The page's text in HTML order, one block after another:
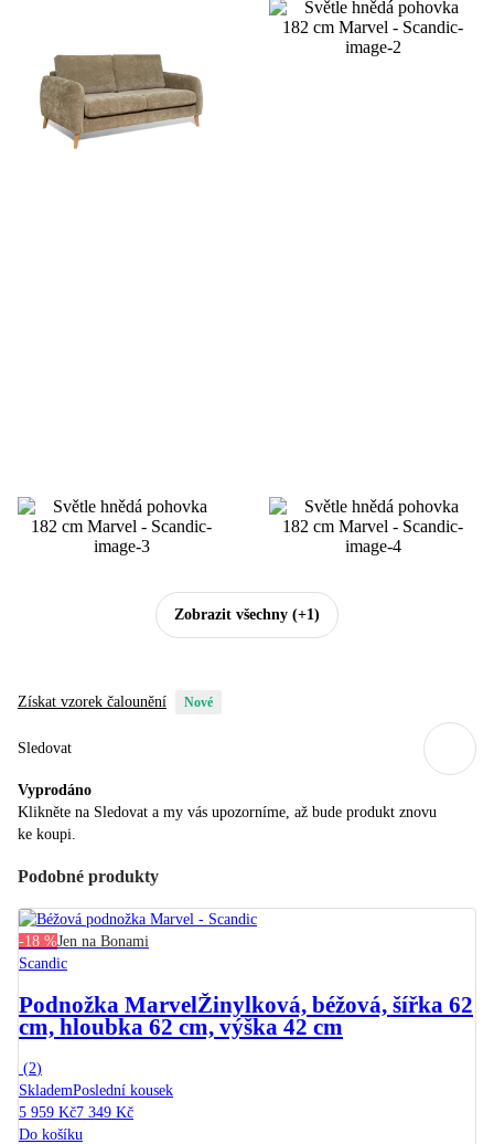
Zobrazit všechny (+1)
Získat vzorek čalounění Nové
Sledovat
Vyprodáno
Klikněte na Sledovat a my vás upozorníme, až bude produkt znovu
ke koupi.
Podobné produkty
-18 %Jen na Bonami
Scandic
Podnožka MarvelŽinylková, béžová, šířka 62
cm, hloubka 62 cm, výška 42 cm
(2)
SklademPoslední kousek
5 959 Kč7 349 Kč
Do košíku